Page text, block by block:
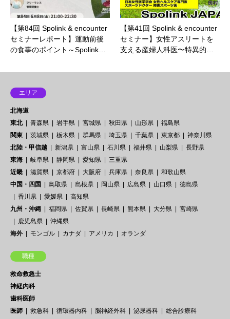
【第84回 Spolink & encounter
セミナーレポート】運動前後
の食事のポイント～Spolink…
【第41回 Spolink & encounter
セミナー】女性アスリートを
支える産婦人科医〜特異的…
エリア
北海道
東北
青森県 岩手県 宮城県 秋田県 山形県
福島県
関東
茨城県 栃木県 群馬県 埼玉県 千葉県 東京都
神奈川県
北陸・甲信越
新潟県 富山県 石川県 福井県 山梨県
長野県
東海
岐阜県 静岡県 愛知県
三重県
近畿
滋賀県 京都府 大阪府 兵庫県 奈良県
和歌山県
中国・四国
鳥取県 島根県 岡山県 広島県 山口県
徳島県
香川県
愛媛県
高知県
九州・沖縄
福岡県 佐賀県 長崎県 熊本県 大分県
宮崎県
鹿児島県
沖縄県
海外
モンゴル カナダ アメリカ オランダ
職種
救命救急士
神経内科
歯科医師
医師
救急科 循環器内科 脳神経外科 泌尿器科
総合診療科